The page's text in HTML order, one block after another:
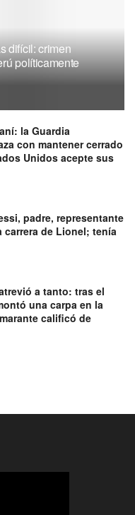
difícil: crimen
políticamente
la Guardia
con mantener cerrado
Unidos acepte sus
padre, representante
de Lionel; tenía
a tanto: tras el
una carpa en la
calificó de